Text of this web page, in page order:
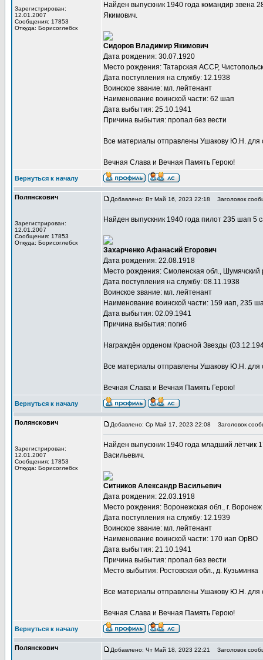
Зарегистрирован:
12.01.2007
Сообщения: 17853
Откуда: Борисоглебск
Найден выпускник 1940 года командир
Якимович.
Сидоров Владимир Якимович
Дата рождения: 30.07.1920
Место рождения: Татарская АССР,
Дата поступления на службу: 12.1938
Воинское звание: мл. лейтенант
Наименование воинской части: 62 шап
Дата выбытия: 25.10.1941
Причина выбытия: пропал без вести
Все материалы отправлены Ушакову Ю.Н. для
Вечная Слава и Вечная Память Герою!
Вернуться к началу
Полянскович
Зарегистрирован:
12.01.2007
Сообщения: 17853
Откуда: Борисоглебск
Добавлено: Вт Май 16, 2023 22:18 Заголовок
Найден выпускник 1940 года пилот 235 шап
Захарченко Афанасий Егорович
Дата рождения: 22.08.1918
Место рождения: Смоленская обл., Шумячский
Дата поступления на службу: 08.11.1938
Воинское звание: мл. лейтенант
Наименование воинской части: 159 иап, 235
Дата выбытия: 02.09.1941
Причина выбытия: погиб
Награждён орденом Красной Звезды
Все материалы отправлены Ушакову Ю.Н. для
Вечная Слава и Вечная Память Герою!
Вернуться к началу
Полянскович
Зарегистрирован:
12.01.2007
Сообщения: 17853
Откуда: Борисоглебск
Добавлено: Ср Май 17, 2023 22:08 Заголовок
Найден выпускник 1940 года младший
Васильевич.
Ситников Александр Васильевич
Дата рождения: 22.03.1918
Место рождения: Воронежская обл., г. Воронеж
Дата поступления на службу: 12.1939
Воинское звание: мл. лейтенант
Наименование воинской части: 170 иап ОрВО
Дата выбытия: 21.10.1941
Причина выбытия: пропал без вести
Место выбытия: Ростовская обл., д. Кузьминка
Все материалы отправлены Ушакову Ю.Н. для
Вечная Слава и Вечная Память Герою!
Вернуться к началу
Полянскович Добавлено: Чт Май 18, 2023 22:21 Заголовок